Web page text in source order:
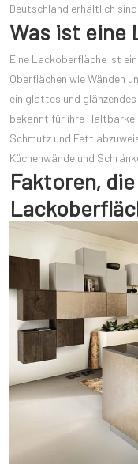
Deutschland erhältlich sind.
Was ist eine
Eine Lackoberfläche ist
Oberflächen wie Wänden
ein glattes und
bekannt für ihre
Schmutz und Fett
Küchenwände und
Faktoren,